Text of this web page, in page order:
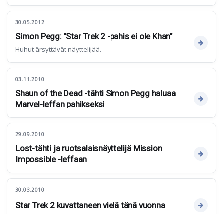
30.05.2012
Simon Pegg: "Star Trek 2 -pahis ei ole Khan"
Huhut ärsyttävät näyttelijää.
03.11.2010
Shaun of the Dead -tähti Simon Pegg haluaa
Marvel-leffan pahikseksi
29.09.2010
Lost-tähti ja ruotsalaisnäyttelijä Mission
Impossible -leffaan
30.03.2010
Star Trek 2 kuvattaneen vielä tänä vuonna